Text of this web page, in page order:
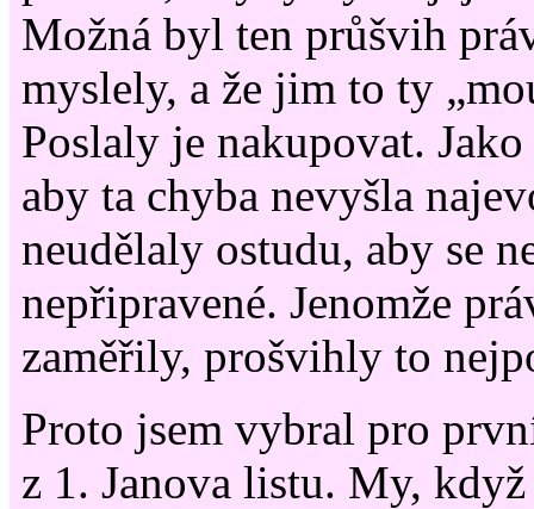
Možná byl ten průšvih
myslely, a že jim to ty
Poslaly je nakupovat.
aby ta chyba nevyšla
neudělaly ostudu, aby se
nepřipravené. Jenomže
zaměřily, prošvihly to
Proto jsem vybral pro
z 1. Janova listu. My,